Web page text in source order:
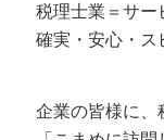
税理士業＝サー
確実・安心・ス
企業の皆様に、